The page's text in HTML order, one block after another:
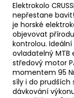
Elektrokolo
nepřestane bavit!
je horské
objevovat
kontrolou.
ovladatelný MTB
středový motor
momentem 95
síly i do prudších
dávkování